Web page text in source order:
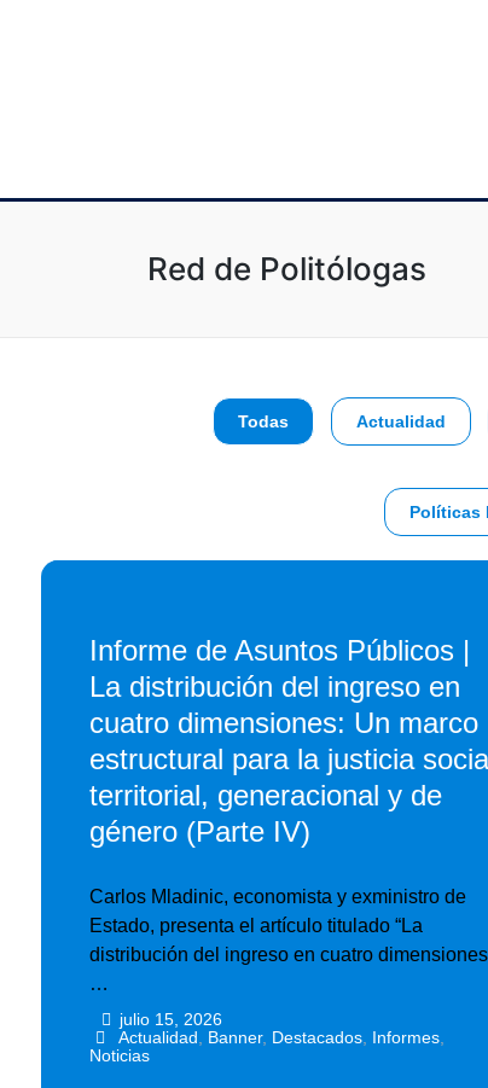
Red de Politólogas
Todas Actualidad
Políticas
Informe de Asuntos Públicos |
La distribución del ingreso en
cuatro dimensiones: Un marco
estructural para la justicia
territorial, generacional y de
género (Parte IV)
Carlos Mladinic, economista y exministro de
Estado, presenta el artículo titulado “La
distribución del ingreso en cuatro
…
julio 15, 2026
Actualidad Banner, Destacados, Informes,
Noticias